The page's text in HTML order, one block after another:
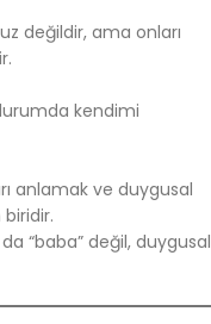
değildir, ama onları
kendimi
anlamak ve duygusal
“baba” değil, duygusal